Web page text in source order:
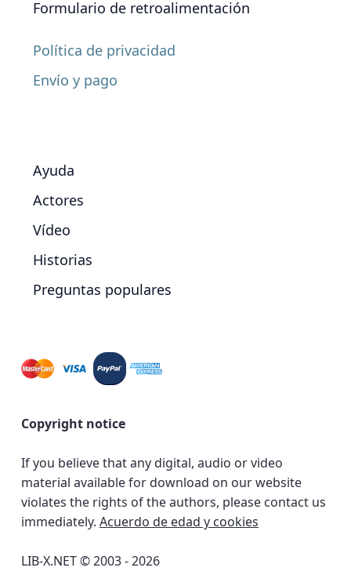
Formulario de retroalimentación
Política de privacidad
Envío y pago
Ayuda
Actores
Vídeo
Historias
Preguntas populares
Copyright notice
If you believe that any digital, audio or video
material available for download on our website
violates the rights of the authors, please contact us
immediately. Acuerdo de edad y cookies
LIB-X.NET © 2003 - 2026